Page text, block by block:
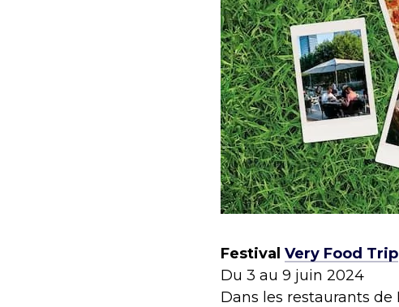
Festival Very Food Trip
Du 3 au 9 juin 2024
Dans les restaurants de